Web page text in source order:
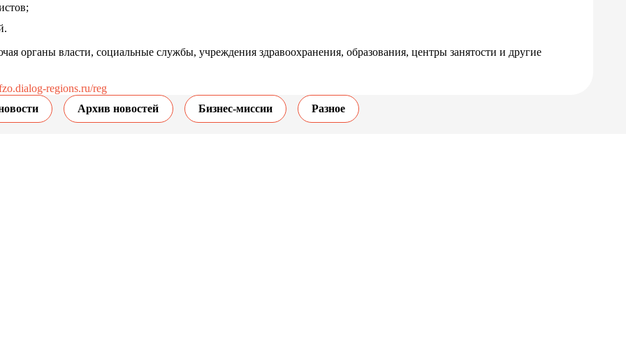
органы власти, социальные службы, учреждения здравоохранения, образования, центры занятости и другие
regions.ru/reg
Архив новостей Бизнес-миссии Разное